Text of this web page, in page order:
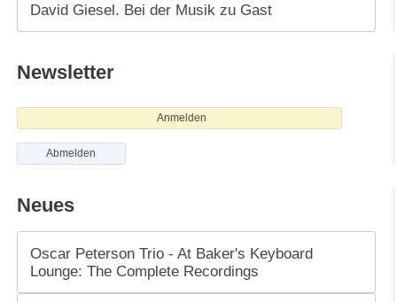
David Giesel. Bei der Musik zu Gast
Newsletter
Anmelden
Abmelden
Neues
Oscar Peterson Trio - At Baker's Keyboard
Lounge: The Complete Recordings